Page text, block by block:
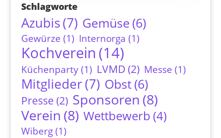
Schlagworte
Azubis(7) Gemüse (6)
Gewürze (1) Internorga (1)
Kochverein (14)
Küchenparty (1) LVMD (2) Messe (1)
Mitglieder(7) Obst(6)
Presse (2) Sponsoren (8)
Verein (8) Wettbewerb (4)
Wiberg (1)